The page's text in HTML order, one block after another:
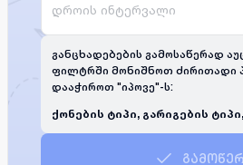
დროის ინტერვალი
განცხადებების გამოსაწერად
ფილტრში მონიშნოთ ძირითადი
დააჭიროთ "იპოვე"-ს:
ქონების ტიპი, გარიგების